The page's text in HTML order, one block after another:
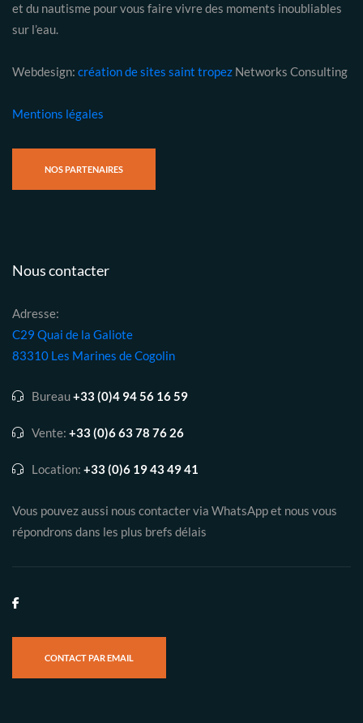
et du nautisme pour vous faire vivre des moments inoubliables
sur l’eau.
Webdesign: création de sites saint tropez Networks Consulting
Mentions légales
NOS PARTENAIRES
Nous contacter
Adresse:
C29 Quai de la Galiote
83310 Les Marines de Cogolin
Bureau+33 (0)4 94 56 16 59
Vente: +33 (0)6 63 78 76 26
Location: +33 (0)6 19 43 49 41
Vous pouvez aussi nous contacter via WhatsApp et nous vous
répondrons dans les plus brefs délais
CONTACT PAR EMAIL